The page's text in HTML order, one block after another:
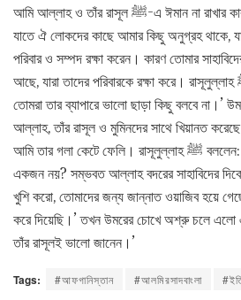
আমি আল্লাহ ও তাঁর রাসূল ﷺ-এ ঈমান না রাখার কারণে এটা করিনি। আমি চেয়েছি
যাতে ঐ লোকদের কাছে আমার কিছু অনুগ্রহ থাকে,
পরিবার ও সম্পদ রক্ষা করেন। কারণ তোমার
আছে, যারা তাদের পরিবারকে রক্ষা করে। রাসূলুল্লাহ ﷺ বললেন: ‘সে সত্য বলেছে।
তোমরা তার ব্যাপারে ভালো ছাড়া কিছু বলবে না।’
আল্লাহ, তাঁর রাসূল ও মুমিনদের সাথে খিয়ানত
আমি তার গলা কেটে ফেলি। রাসূলুল্লাহ ﷺ বললেন: ‘সে কি বদরের সাহাবিদের
একজন নয়? সম্ভবত আল্লাহ বদরের সাহাবিদের
খুশি করো, তোমাদের জন্য জান্নাত ওয়াজিব হয়ে
করে দিয়েছি।’ তখন উমরের চোখে অশ্রু চলে এলো
তাঁর রাসূলই ভালো জানেন।’
Tags: #আফগানিস্তান #আলমিরসাদবাংলা